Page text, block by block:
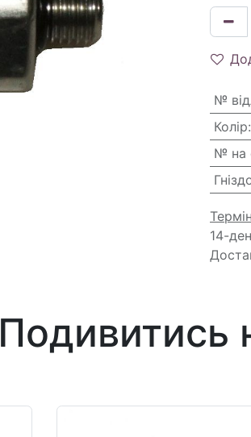
№
Колір:
№ на
14-
Подивитись